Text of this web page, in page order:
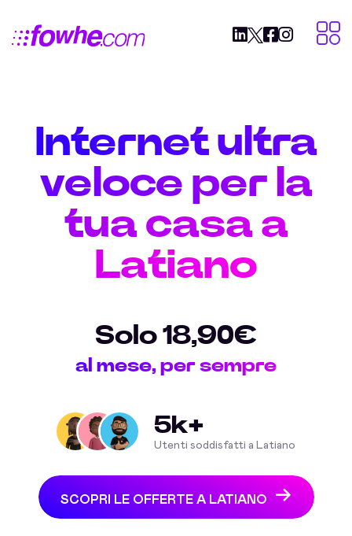
Internet ultra
veloce per la
tua casa a
Latiano
Solo 18,90€
al mese, per sempre
5k+
Utenti soddisfatti a Latiano
SCOPRI LE OFFERTE A LATIANO